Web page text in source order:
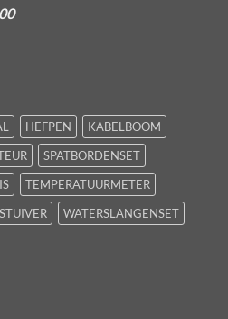
HEFPEN
KABELBOOM
SPATBORDENSET
TEMPERATUURMETER
WATERSLANGENSET